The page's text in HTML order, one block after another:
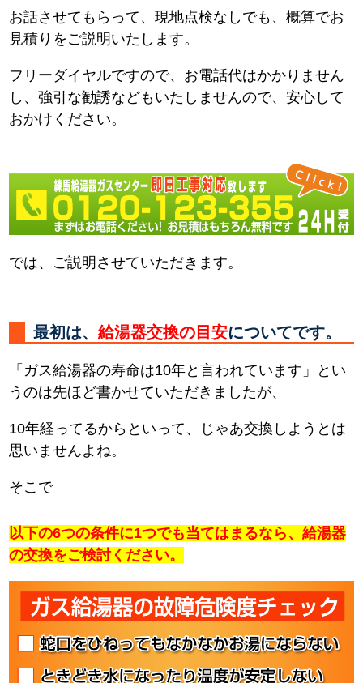
お話させてもらって、現地点検なしでも、概算でお
見積りをご説明いたします。
フリーダイヤルですので、お電話代はかかりません
し、強引な勧誘などもいたしませんので、安心して
おかけください。
では、ご説明させていただきます。
最初は、給湯器交換の目安についてです。
「ガス給湯器の寿命は10年と言われています」とい
うのは先ほど書かせていただきましたが、
10年経ってるからといって、じゃあ交換しようとは
思いませんよね。
そこで
以下の6つの条件に1つでも当てはまるなら、給湯器
の交換をご検討ください。